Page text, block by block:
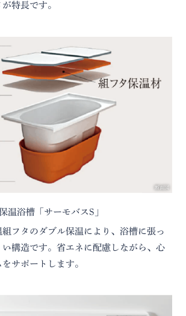
特長です。
断面図
温浴槽「サーモバスS」
フタのダブル保温により、浴槽に張っ
い構造です。省エネに配慮しながら、心
サポートします。